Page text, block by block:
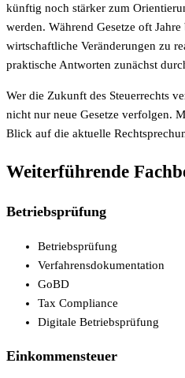
künftig noch stärker zum
werden. Während Gesetze oft
wirtschaftliche Veränderungen zu
praktische Antworten zunächst
Wer die Zukunft des Steuerrechts
nicht nur neue Gesetze verfolgen.
Blick auf die aktuelle
Weiterführende
Betriebsprüfung
Betriebsprüfung
Verfahrensdokumentation
GoBD
Tax Compliance
Digitale Betriebsprüfung
Einkommensteuer